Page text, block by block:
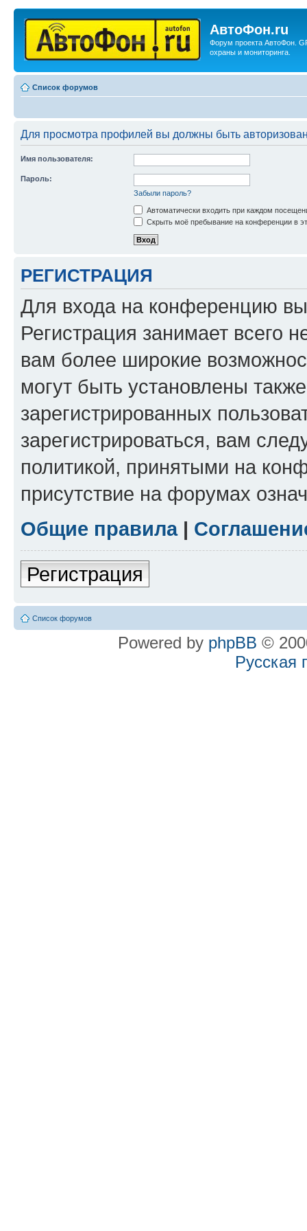
АвтоФон.ru
Форум проекта АвтоФон.
охраны и мониторинга.
Список форумов
Для просмотра профилей вы должны быть
Имя пользователя:
Пароль:
Забыли пароль?
Автоматически входить при каждом
Скрыть моё пребывание на конференции в
РЕГИСТРАЦИЯ
Для входа на конференцию
Регистрация занимает всего
вам более широкие
могут быть установлены
зарегистрированных
зарегистрироваться, вам
политикой, принятыми на
присутствие на форумах
Общие правила|
Регистрация
Список форумов
Powered by phpBB ©
Русская